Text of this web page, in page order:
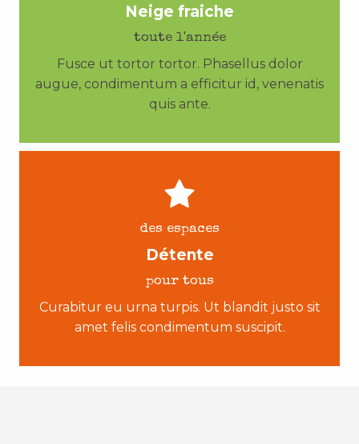
Neige fraiche
toute l'année
Fusce ut tortor tortor. Phasellus dolor
augue, condimentum a efficitur id, venenatis
quis ante.
des espaces
Détente
pour tous
Curabitur eu urna turpis. Ut blandit justo sit
amet felis condimentum suscipit.